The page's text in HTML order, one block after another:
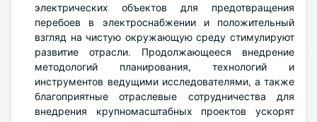
электрических объектов для предотвращения
перебоев в электроснабжении и положительный
взгляд на чистую окружающую среду стимулируют
развитие отрасли. Продолжающееся внедрение
методологий планирования, технологий и
инструментов ведущими исследователями, а также
благоприятные отраслевые сотрудничества для
внедрения крупномасштабных проектов ускорят